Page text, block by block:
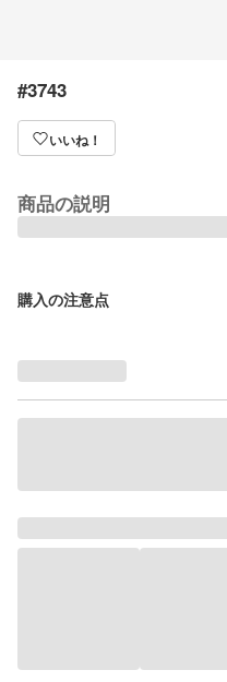
#3743
いいね！
商品の説明
購入の注意点